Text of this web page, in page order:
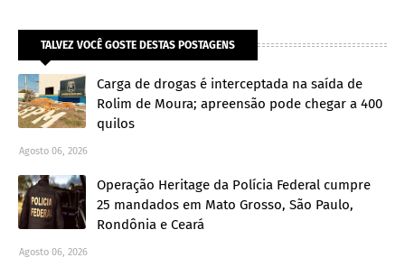
TALVEZ VOCÊ GOSTE DESTAS POSTAGENS
Carga de drogas é interceptada na saída de
Rolim de Moura; apreensão pode chegar a 400
quilos
Agosto 06, 2026
Operação Heritage da Polícia Federal cumpre
25 mandados em Mato Grosso, São Paulo,
Rondônia e Ceará
Agosto 06, 2026